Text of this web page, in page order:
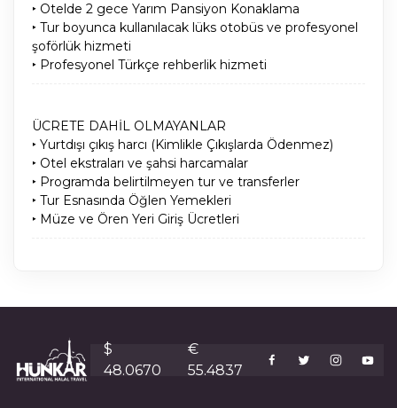
‣ Otelde 2 gece Yarım Pansiyon Konaklama
‣ Tur boyunca kullanılacak lüks otobüs ve profesyonel
şoförlük hizmeti
‣ Profesyonel Türkçe rehberlik hizmeti
ÜCRETE DAHİL OLMAYANLAR
‣ Yurtdışı çıkış harcı (Kimlikle Çıkışlarda Ödenmez)
‣ Otel ekstraları ve şahsi harcamalar
‣ Programda belirtilmeyen tur ve transferler
‣ Tur Esnasında Öğlen Yemekleri
‣ Müze ve Ören Yeri Giriş Ücretleri
$
48.0670
€
55.4837